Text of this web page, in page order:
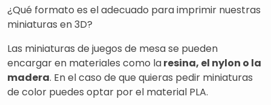
¿Qué formato es el adecuado para imprimir nuestras
miniaturas en 3D?
Las miniaturas de juegos de mesa se pueden
encargar en materiales como laresina, el nylon o la
madera. En el caso de que quieras pedir miniaturas
de color puedes optar por el material PLA.